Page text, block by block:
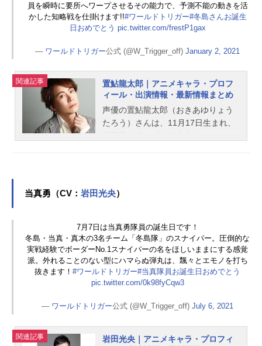
員を瞬時に要所へワープさせるその能力で、予測不能の動きを活
かした知略戦を仕掛けます!!#ワールドトリガー#冬島さんお誕生
日おめでとう pic.twitter.com/frestP1gax
— ワールドトリガー公式 (@W_Trigger_off)January 2, 2021
関連記事
置鮎龍太郎｜アニメキャラ・プロフ
ィール・出演情報・最新情報まとめ
声優の置鮎龍太郎（おきあゆりょう
たろう）さんは、11月17日生まれ、
す。こちらでは、置鮎龍太郎さんの
オススメ記事をご紹介！
当真勇（CV： 岩田光央）
7月7日は当真勇隊員の誕生日です！
冬島・当真・真木の3名チーム「冬島隊」のスナイパー。圧倒的な
実戦経験でボーダーNo.1スナイパーの名をほしいままにする感覚
派。外れることのない型にハマらぬ弾丸は、飄々とエモノを打ち
抜きます！#ワールドトリガー#当真隊員お誕生日おめでとう
pic.twitter.com/0k98fyCqw3
— ワールドトリガー公式 (@W_Trigger_off)July 6, 2021
関連記事
岩田光央｜アニメキャラ・プロフィ